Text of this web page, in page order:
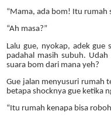
“Mama, ada bom! Itu rumah
“Ah masa?”
Lalu gue, nyokap, adek gue
padahal masih subuh.
suara bom dari mana yeh?
Gue jalan menyusuri rumah
betapa shocknya gue ketika
“Itu rumah kenapa bisa